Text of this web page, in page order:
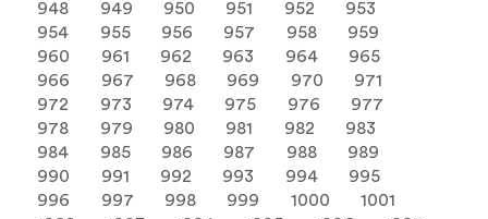
948
949 950 951 952
953
954
955 956 957 958
959
960
961 962 963 964
965
966
967 968 969 970
971
972
973 974 975 976
977
978
979 980 981 982
983
984
985 986 987 988
989
990
991 992 993 994
995
996
997 998 999 1000
1001